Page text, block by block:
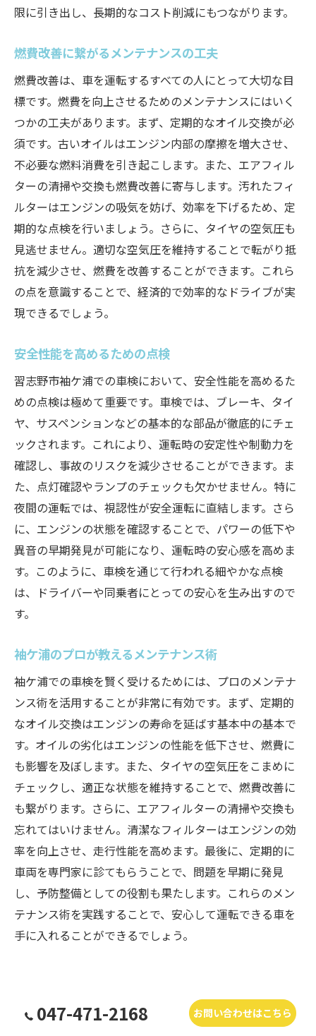
限に引き出し、長期的なコスト削減にもつながります。
燃費改善に繋がるメンテナンスの工夫
燃費改善は、車を運転するすべての人にとって大切な目
標です。燃費を向上させるためのメンテナンスにはいく
つかの工夫があります。まず、定期的なオイル交換が必
須です。古いオイルはエンジン内部の摩擦を増大させ、
不必要な燃料消費を引き起こします。また、エアフィル
ターの清掃や交換も燃費改善に寄与します。汚れたフィ
ルターはエンジンの吸気を妨げ、効率を下げるため、定
期的な点検を行いましょう。さらに、タイヤの空気圧も
見逃せません。適切な空気圧を維持することで転がり抵
抗を減少させ、燃費を改善することができます。これら
の点を意識することで、経済的で効率的なドライブが実
現できるでしょう。
安全性能を高めるための点検
習志野市袖ケ浦での車検において、安全性能を高めるた
めの点検は極めて重要です。車検では、ブレーキ、タイ
ヤ、サスペンションなどの基本的な部品が徹底的にチェ
ックされます。これにより、運転時の安定性や制動力を
確認し、事故のリスクを減少させることができます。ま
た、点灯確認やランプのチェックも欠かせません。特に
夜間の運転では、視認性が安全運転に直結します。さら
に、エンジンの状態を確認することで、パワーの低下や
異音の早期発見が可能になり、運転時の安心感を高めま
す。このように、車検を通じて行われる細やかな点検
は、ドライバーや同乗者にとっての安心を生み出すので
す。
袖ケ浦のプロが教えるメンテナンス術
袖ケ浦での車検を賢く受けるためには、プロのメンテナ
ンス術を活用することが非常に有効です。まず、定期的
なオイル交換はエンジンの寿命を延ばす基本中の基本で
す。オイルの劣化はエンジンの性能を低下させ、燃費に
も影響を及ぼします。また、タイヤの空気圧をこまめに
チェックし、適正な状態を維持することで、燃費改善に
も繋がります。さらに、エアフィルターの清掃や交換も
忘れてはいけません。清潔なフィルターはエンジンの効
率を向上させ、走行性能を高めます。最後に、定期的に
車両を専門家に診てもらうことで、問題を早期に発見
し、予防整備としての役割も果たします。これらのメン
テナンス術を実践することで、安心して運転できる車を
手に入れることができるでしょう。
袖ケ浦での車検新車のような走行
性能を手に入れる秘訣
047-471-2168 お問い合わせはこちら